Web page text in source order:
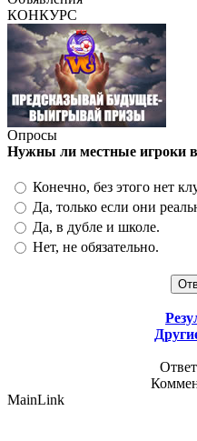
КОНКУРС
Опросы
Нужны ли местные игроки
Конечно, без этого нет
Да, только если они
Да, в дубле и школе.
Нет, не обязательно.
MainLink